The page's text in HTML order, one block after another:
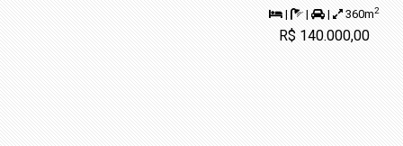
| | | 360m2
R$ 140.000,00